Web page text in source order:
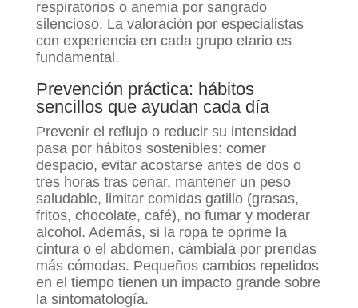
respiratorios o anemia por sangrado
silencioso. La valoración por especialistas
con experiencia en cada grupo etario es
fundamental.
Prevención práctica: hábitos
sencillos que ayudan cada día
Prevenir el reflujo o reducir su intensidad
pasa por hábitos sostenibles: comer
despacio, evitar acostarse antes de dos o
tres horas tras cenar, mantener un peso
saludable, limitar comidas gatillo (grasas,
fritos, chocolate, café), no fumar y moderar
alcohol. Además, si la ropa te oprime la
cintura o el abdomen, cámbiala por prendas
más cómodas. Pequeños cambios repetidos
en el tiempo tienen un impacto grande sobre
la sintomatología.